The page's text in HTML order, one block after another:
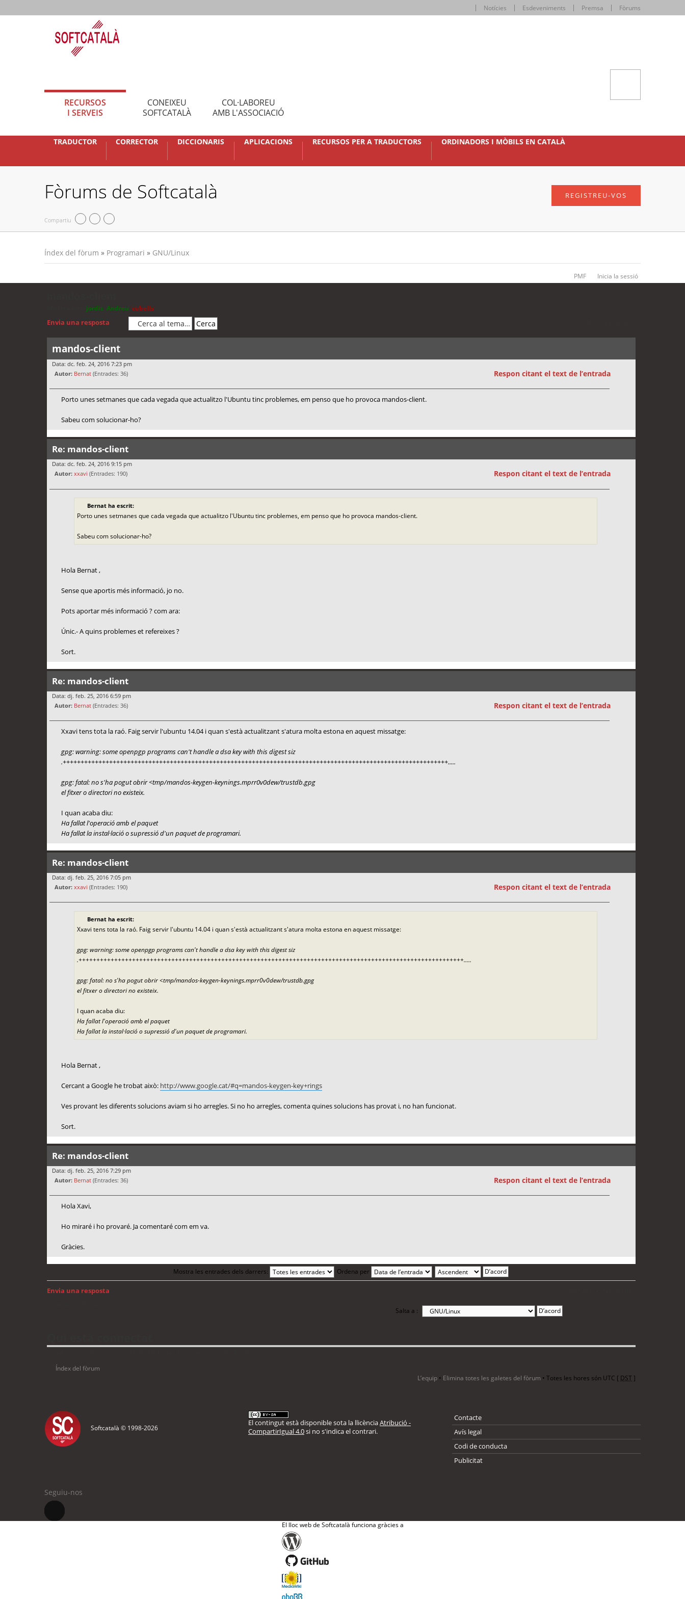
Notícies Esdeveniments Premsa Fòrums
RECURSOS
I SERVEIS
CONEIXEU
SOFTCATALÀ
COL·LABOREU
AMB L'ASSOCIACIÓ
TRADUCTOR CORRECTOR DICCIONARIS APLICACIONS RECURSOS PER A TRADUCTORS ORDINADORS I MÒBILS EN CATALÀ
Fòrums de Softcatalà
Compartiu
REGISTREU-VOS
Índex del fòrum » Programari » GNU/Linux
PMF Inicia la sessió
jordis Andreu cubells
Envia una resposta
mandos-client
Data: dc. feb. 24, 2016 7:23 pm
Autor: Bernat (Entrades: 36) Respon citant el text de l’entrada
Porto unes setmanes que cada vegada que actualitzo l'Ubuntu tinc problemes, em penso que ho provoca mandos-client.
Sabeu com solucionar-ho?
Re: mandos-client
Data: dc. feb. 24, 2016 9:15 pm
Autor: xxavi (Entrades: 190) Respon citant el text de l’entrada
Bernat ha escrit:
Porto unes setmanes que cada vegada que actualitzo l'Ubuntu tinc problemes, em penso que ho provoca mandos-client.
Sabeu com solucionar-ho?
Hola Bernat ,
Sense que aportis més informació, jo no.
Pots aportar més informació ? com ara:
Únic.- A quins problemes et refereixes ?
Sort.
Re: mandos-client
Data: dj. feb. 25, 2016 6:59 pm
Autor: Bernat (Entrades: 36) Respon citant el text de l’entrada
Xxavi tens tota la raó. Faig servir l'ubuntu 14.04 i quan s'està actualitzant s'atura molta estona en aquest missatge:
gpg: warning: some openpgp programs can't handle a dsa key with this digest siz
.++++++++++++++++++++++++++++++++++++++++++++++++++++++++++++++++++++++++++++++++++++++++++++++++++++++++++++.....
gpg: fatal: no s'ha pogut obrir <tmp/mandos-keygen-keynings.mprr0v0dew/trustdb.gpg
el fitxer o directori no existeix.
I quan acaba diu:
Ha fallat l'operació amb el paquet
Ha fallat la instal·lació o supressió d'un paquet de programari.
Re: mandos-client
Data: dj. feb. 25, 2016 7:05 pm
Autor: xxavi (Entrades: 190) Respon citant el text de l’entrada
Bernat ha escrit:
Xxavi tens tota la raó. Faig servir l'ubuntu 14.04 i quan s'està actualitzant s'atura molta estona en aquest missatge:
gpg: warning: some openpgp programs can't handle a dsa key with this digest siz
.++++++++++++++++++++++++++++++++++++++++++++++++++++++++++++++++++++++++++++++++++++++++++++++++++++++++++++.....
gpg: fatal: no s'ha pogut obrir <tmp/mandos-keygen-keynings.mprr0v0dew/trustdb.gpg
el fitxer o directori no existeix.
I quan acaba diu:
Ha fallat l'operació amb el paquet
Ha fallat la instal·lació o supressió d'un paquet de programari.
Hola Bernat ,
Cercant a Google he trobat això: http://www.google.cat/#q=mandos-keygen-key+rings
Ves provant les diferents solucions aviam si ho arregles. Si no ho arregles, comenta quines solucions has provat i, no han funcionat.
Sort.
Re: mandos-client
Data: dj. feb. 25, 2016 7:29 pm
Autor: Bernat (Entrades: 36) Respon citant el text de l’entrada
Hola Xavi,
Ho miraré i ho provaré. Ja comentaré com em va.
Gràcies.
Mostra les entrades dels darrers: Ordena per
Envia una resposta
Salta a :
Índex del fòrum
L’equip • Elimina totes les galetes del fòrum • Totes les hores són UTC [ DST]
Softcatalà © 1998-2026
El contingut està disponible sota la llicènciaAtribució -
CompartirIgual 4.0si no s'indica el contrari.
Contacte
Avís legal
Codi de conducta
Publicitat
Seguiu-nos
El lloc web de Softcatalà funciona gràcies a